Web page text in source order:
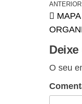
ANTERIOR
O seu